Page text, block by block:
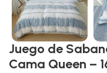
Juego de
Cama Queen –